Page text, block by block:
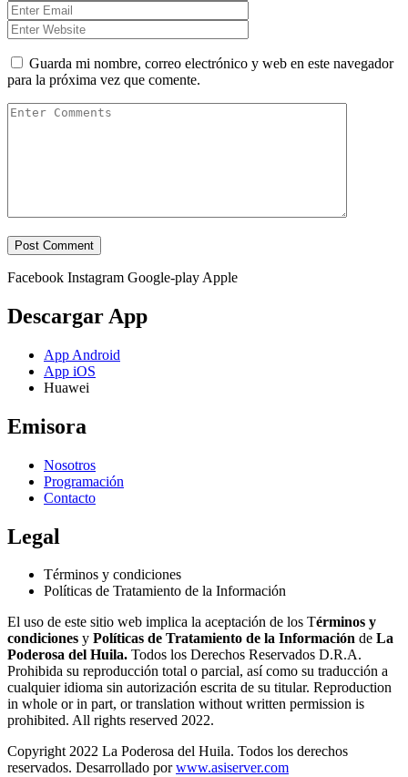
Guarda mi nombre, correo electrónico y web en este navegador
para la próxima vez que comente.
Facebook Instagram Google-play Apple
Descargar App
App Android
App iOS
Huawei
Emisora
Nosotros
Programación
Contacto
Legal
Términos y condiciones
Políticas de Tratamiento de la Información
El uso de este sitio web implica la aceptación de los Términos y
condiciones y Políticas de Tratamiento de la Información de La
Poderosa del Huila. Todos los Derechos Reservados D.R.A.
Prohibida su reproducción total o parcial, así como su traducción a
cualquier idioma sin autorización escrita de su titular. Reproduction
in whole or in part, or translation without written permission is
prohibited. All rights reserved 2022.
Copyright 2022 La Poderosa del Huila. Todos los derechos
reservados. Desarrollado porwww.asiserver.com